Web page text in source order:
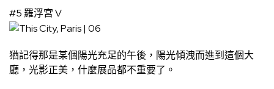
#5 羅浮宮 V
猶記得那是某個陽光充足的午後，陽光傾洩而進到這個大
廳，光影正美，什麼展品都不重要了。